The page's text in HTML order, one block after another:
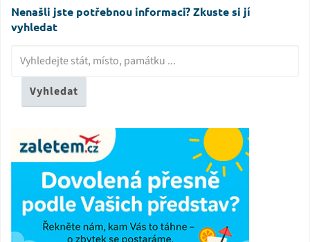
Nenašli jste potřebnou informaci? Zkuste si jí
vyhledat
Vyhledat